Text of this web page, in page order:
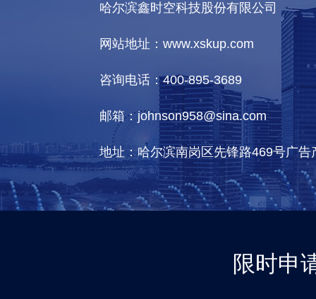
哈尔滨鑫时空科技股份有限公司
网站地址：www.xskup.com
咨询电话：400-895-3689
邮箱：johnson958@sina.com
地址：哈尔滨南岗区先锋路469号广
限时申